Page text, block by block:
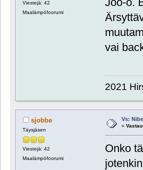
Viestejä: 42
Maalämpöfoorumi
vai
2021
sjobbe
Täysjäsen
Viestejä: 42
Maalämpöfoorumi
Vs:
«
Onko